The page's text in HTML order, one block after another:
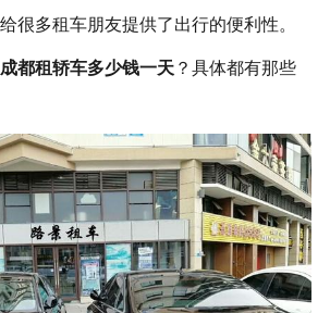
租车价格
关于我们
联系我们
很多租车朋友提供了出行的便利性。
成都租轿车多少钱一天？具体都有那些